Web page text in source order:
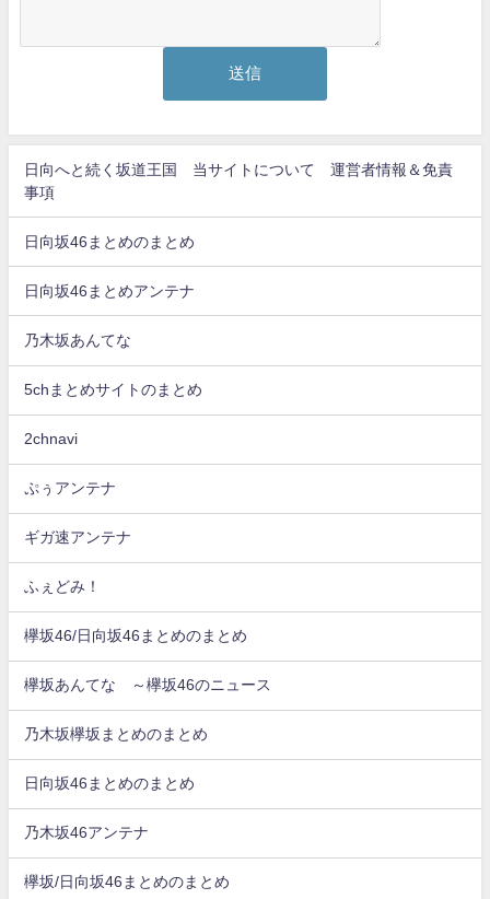
日向へと続く坂道王国 当サイトについて 運営者情報＆免責
事項
日向坂46まとめのまとめ
日向坂46まとめアンテナ
乃木坂あんてな
5chまとめサイトのまとめ
2chnavi
ぷぅアンテナ
ギガ速アンテナ
ふぇどみ！
欅坂46/日向坂46まとめのまとめ
欅坂あんてな ～欅坂46のニュース
乃木坂欅坂まとめのまとめ
日向坂46まとめのまとめ
乃木坂46アンテナ
欅坂/日向坂46まとめのまとめ